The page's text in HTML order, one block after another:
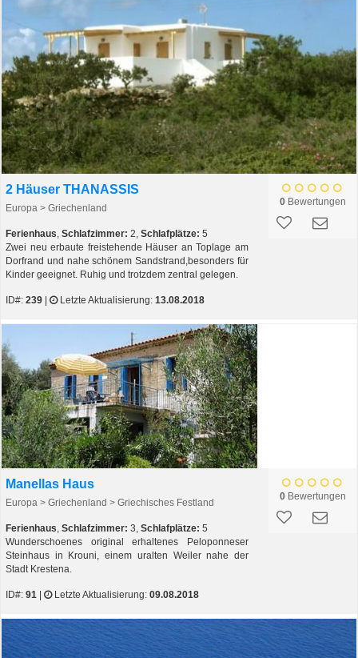
2 Häuser THANASSIS
Europa > Griechenland
Ferienhaus, Schlafzimmer: 2, Schlafplätze: 5
Zwei neu erbaute freistehende Häuser an Toplage am
Dorfrand und nahe schönem Sandstrand,besonders für
Kinder geeignet. Ruhig und trotzdem zentral gelegen.
ID#: 239 Letzte Aktualisierung: 13.08.2018
0Bewertungen
Manellas Haus
Europa > Griechenland > Griechisches Festland
Ferienhaus, Schlafzimmer: 3, Schlafplätze: 5
Wunderschoenes original erhaltenes Peloponneser
Steinhaus in Krouni, einem uralten Weiler nahe der
Stadt Krestena.
ID#: 91 Letzte Aktualisierung: 09.08.2018
0Bewertungen